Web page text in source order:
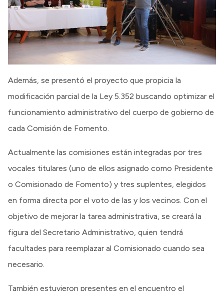
Además, se presentó el proyecto que propicia la
modificación parcial de la Ley 5.352 buscando optimizar el
funcionamiento administrativo del cuerpo de gobierno de
cada Comisión de Fomento.
Actualmente las comisiones están integradas por tres
vocales titulares (uno de ellos asignado como Presidente
o Comisionado de Fomento) y tres suplentes, elegidos
en forma directa por el voto de las y los vecinos. Con el
objetivo de mejorar la tarea administrativa, se creará la
figura del Secretario Administrativo, quien tendrá
facultades para reemplazar al Comisionado cuando sea
necesario.
También estuvieron presentes en el encuentro el